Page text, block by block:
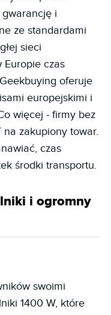
i
ze standardami
sieci
Europie czas
oferuje
europejskimi i
więcej - firmy bez
zakupiony towar.
czas
środki transportu.
i ogromny
swoimi
1400 W, które